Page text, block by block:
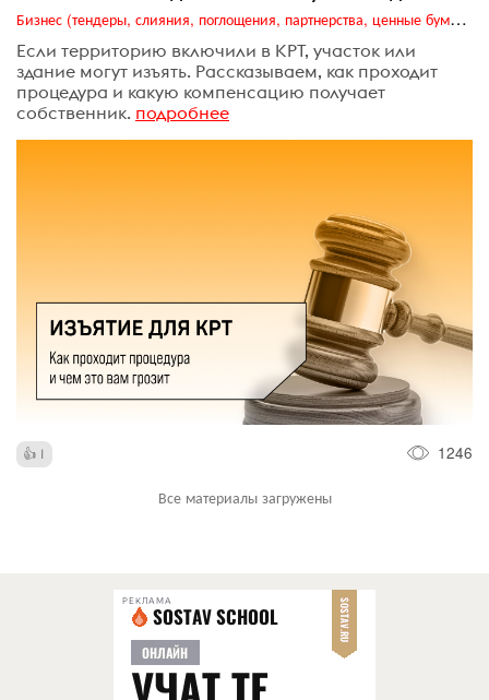
Бизнес (тендеры, слияния, поглощения, партнерства, ценные бумаги, акционеры, финансы и отчетность)
Если территорию включили в КРТ, участок или
здание могут изъять. Рассказываем, как проходит
процедура и какую компенсацию получает
собственник. подробнее
1 1246
Все материалы загружены
РЕКЛАМА